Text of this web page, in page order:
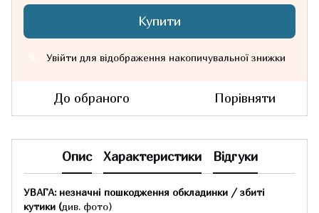
Купити
Увійти для відображення накопичувальної знижки
До обраного Порівняти
Опис Характеристики Відгуки
УВАГА: незначні пошкодження обкладинки / збиті
кутики (див. фото)